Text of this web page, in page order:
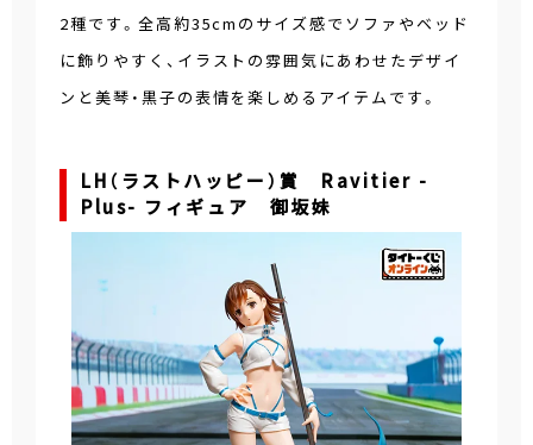
2種です。全高約35cmのサイズ感でソファやベッド
に飾りやすく、イラストの雰囲気にあわせたデザイ
ンと美琴・黒子の表情を楽しめるアイテムです。
LH（ラストハッピー）賞 Ravitier -
Plus- フィギュア 御坂妹